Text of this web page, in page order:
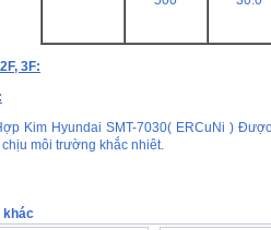
3F:
Kim Hyundai SMT-7030( ERCuNi )
môi trường khắc nhiêt.
khác